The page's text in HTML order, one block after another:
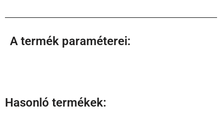
A termék paraméterei:
Hasonló termékek: